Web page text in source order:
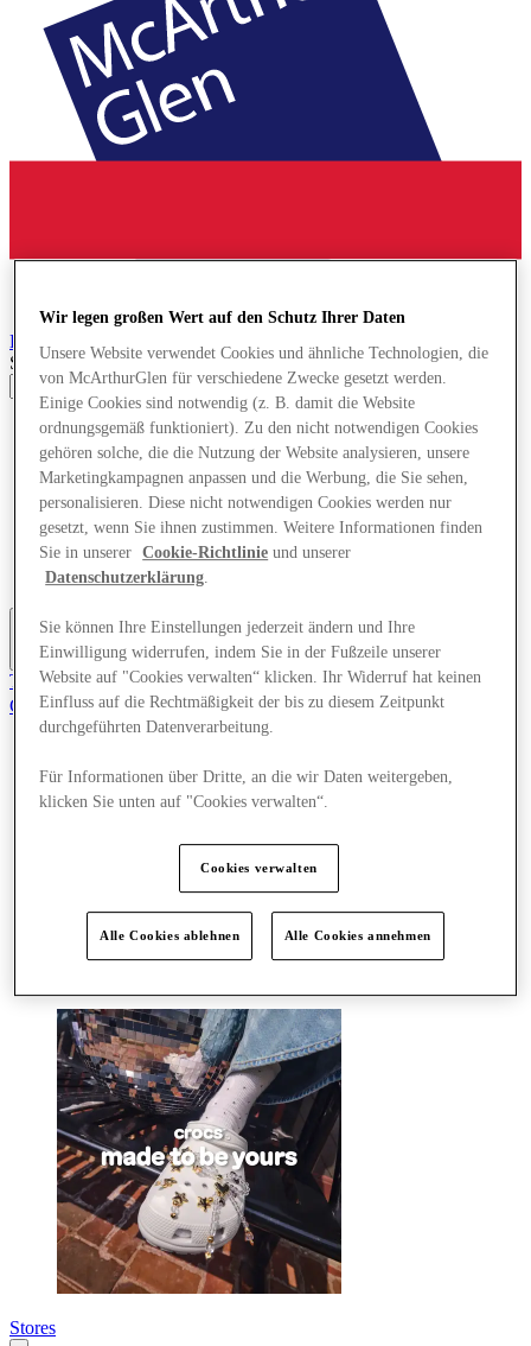
La Reggia
Search input
Geschäfte
Angebote
Planen Sie Ihren Besuch
Was läuft
Essen & Trinken
Geschenkkarten
Dienstleistungen
Reiseführer
Mehr
Tritt dem Club bei.
Gerettet
de
Geschäfte
Angebote
Planen Sie Ihren Besuch
Essen & Trinken
Dienstleistungen
Reiseführer
Stores
Wir legen großen Wert auf den Schutz Ihrer Daten
Unsere Website verwendet Cookies und ähnliche Technologien, die
von McArthurGlen für verschiedene Zwecke gesetzt werden.
Einige Cookies sind notwendig (z. B. damit die Website
ordnungsgemäß funktioniert). Zu den nicht notwendigen Cookies
gehören solche, die die Nutzung der Website analysieren, unsere
Marketingkampagnen anpassen und die Werbung, die Sie sehen,
personalisieren. Diese nicht notwendigen Cookies werden nur
gesetzt, wenn Sie ihnen zustimmen. Weitere Informationen finden
Sie in unserer
Cookie-Richtlinie und unserer
Datenschutzerklärung.
Sie können Ihre Einstellungen jederzeit ändern und Ihre
Einwilligung widerrufen, indem Sie in der Fußzeile unserer
Website auf "Cookies verwalten“ klicken. Ihr Widerruf hat keinen
Einfluss auf die Rechtmäßigkeit der bis zu diesem Zeitpunkt
durchgeführten Datenverarbeitung.
Für Informationen über Dritte, an die wir Daten weitergeben,
klicken Sie unten auf "Cookies verwalten“.
Cookies verwalten
Alle Cookies ablehnen Alle Cookies annehmen